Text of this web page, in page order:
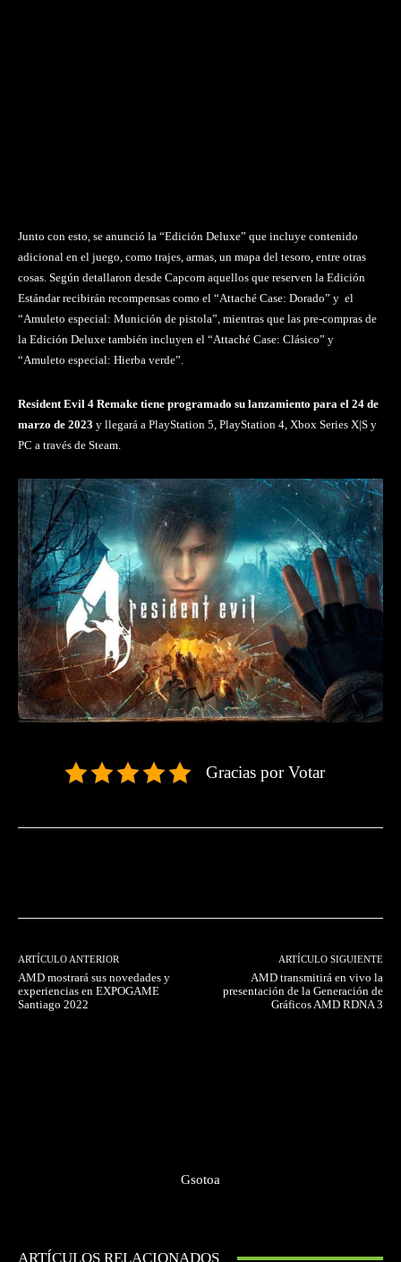
Junto con esto, se anunció la “Edición Deluxe” que incluye contenido
adicional en el juego, como trajes, armas, un mapa del tesoro, entre otras
cosas. Según detallaron desde Capcom aquellos que reserven la Edición
Estándar recibirán recompensas como el “Attaché Case: Dorado” y el
“Amuleto especial: Munición de pistola”, mientras que las pre-compras de
la Edición Deluxe también incluyen el “Attaché Case: Clásico” y
“Amuleto especial: Hierba verde”.
Resident Evil 4 Remake tiene programado su lanzamiento para el 24 de
marzo de 2023 y llegará a PlayStation 5, PlayStation 4, Xbox Series X|S y
PC a través de Steam.
Gracias por Votar
ARTÍCULO ANTERIOR
AMD mostrará sus novedades y
experiencias en EXPOGAME
Santiago 2022
ARTÍCULO SIGUIENTE
AMD transmitirá en vivo la
presentación de la Generación de
Gráficos AMD RDNA 3
Gsotoa
ARTÍCULOS RELACIONADOS